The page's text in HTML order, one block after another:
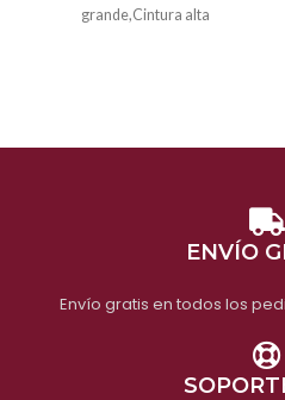
grande,Cintura alta
PARA CAMBIOS Y
ENVÍO
Envío gratis en todos los